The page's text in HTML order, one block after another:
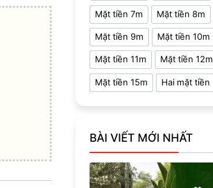
Mặt tiền 7m Mặt tiền 8m
Mặt tiền 9m Mặt tiền 10m
Mặt tiền 11m Mặt tiền 12m
Mặt tiền 15m Hai mặt tiền
BÀI VIẾT MỚI NHẤT